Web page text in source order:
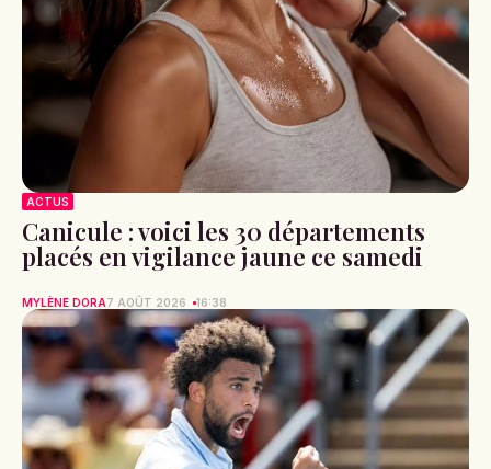
ACTUS
Canicule : voici les 30 départements
placés en vigilance jaune ce samedi
MYLÈNE DORA7 AOÛT 2026 16:38